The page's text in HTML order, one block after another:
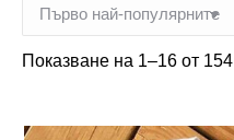
Показване на 1–16 от 154